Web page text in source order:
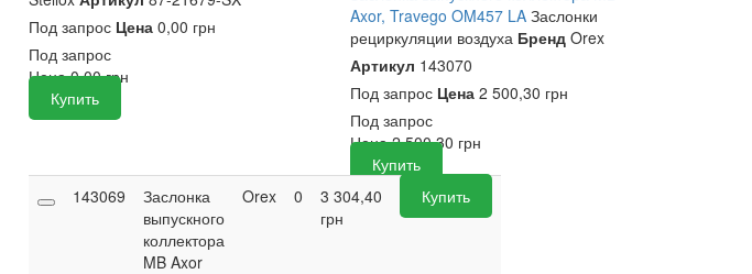
Под запрос Цена0,00 грн
Под запрос
Цена 0,00грн
Купить
Axor, Travego OM457 LAЗаслонки
рециркуляции воздуха Бренд Orex
Артикул 143070
Под запрос Цена 2 500,30 грн
Под запрос
Цена 2 500,30 грн
Купить
143069
Заслонка
выпускного
коллектора
MB Axor
Orex 0
3 304,40
грн
Купить